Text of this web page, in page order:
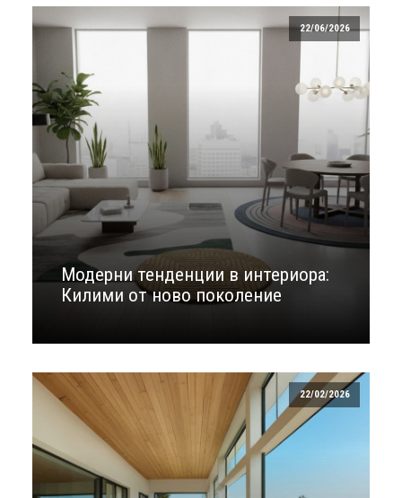
22/06/2026
Модерни тенденции в интериора:
Килими от ново поколение
22/02/2026